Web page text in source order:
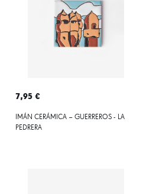
7,95 €
IMÁN CERÁMICA – GUERREROS - LA
PEDRERA